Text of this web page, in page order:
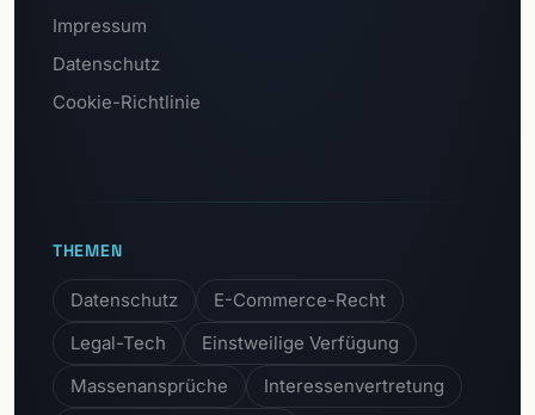
Impressum
Datenschutz
Cookie-Richtlinie
THEMEN
Datenschutz
E-Commerce-Recht
Legal-Tech
Einstweilige Verfügung
Massenansprüche
Interessenvertretung